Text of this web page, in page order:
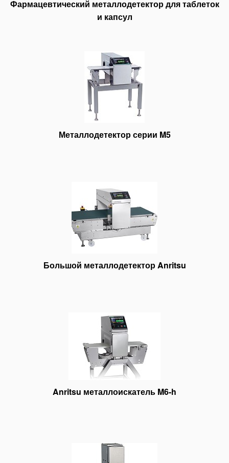
Фармацевтический металлодетектор для таблеток
и капсул
Металлодетектор серии M5
Большой металлодетектор Anritsu
Anritsu металлоискатель M6-h